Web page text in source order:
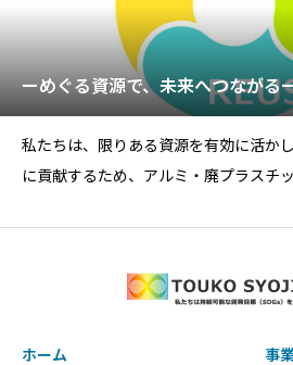
ーめぐる資源で、未来へつながる
私たちは、限りある資源を有効に活か
に貢献するため、アルミ・廃プラスチ
ホーム 事